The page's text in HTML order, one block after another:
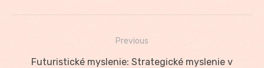
Navigácia
Previous
Previous
Futuristické myslenie: Strategické myslenie v